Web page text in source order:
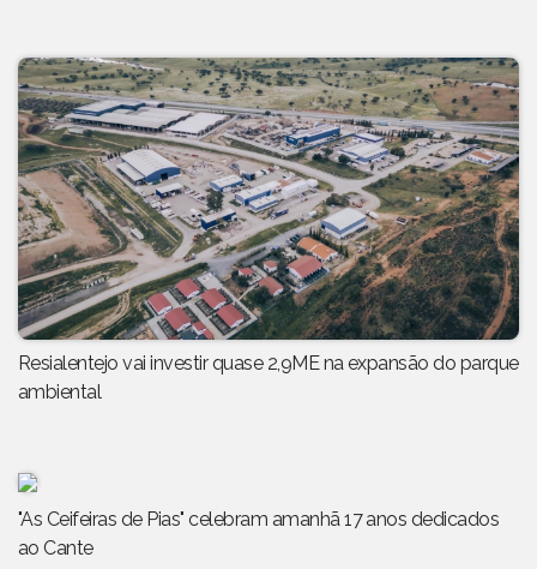
Resialentejo vai investir quase 2,9ME na expansão do parque
ambiental
"As Ceifeiras de Pias" celebram amanhã 17 anos dedicados
ao Cante